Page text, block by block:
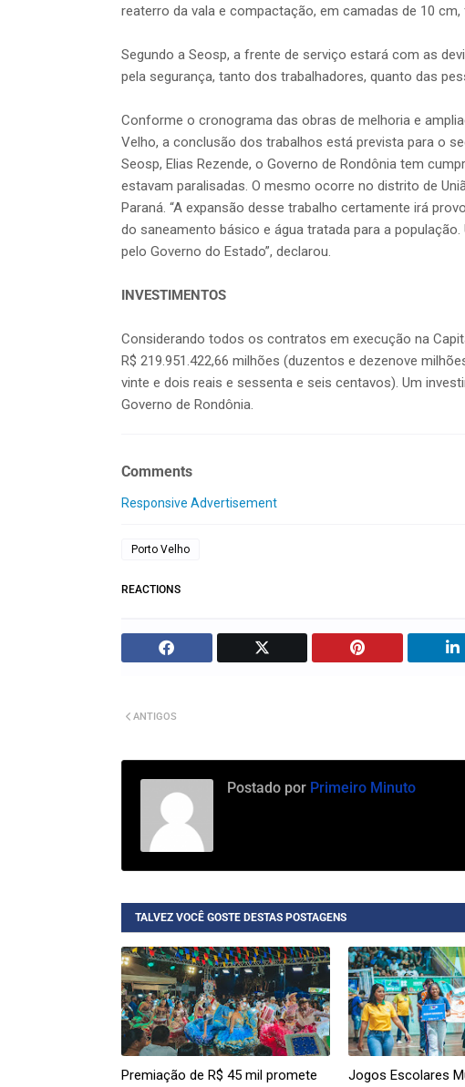
reaterro da vala e compactação, em camadas de 10
Segundo a Seosp, a frente de serviço estará com as
pela segurança, tanto dos trabalhadores, quanto das
Conforme o cronograma das obras de melhoria e
Velho, a conclusão dos trabalhos está prevista para o
Seosp, Elias Rezende, o Governo de Rondônia tem
estavam paralisadas. O mesmo ocorre no distrito de
Paraná. “A expansão desse trabalho certamente irá
do saneamento básico e água tratada para a
pelo Governo do Estado”, declarou.
INVESTIMENTOS
Considerando todos os contratos em execução na
R$ 219.951.422,66 milhões (duzentos e dezenove
vinte e dois reais e sessenta e seis centavos). Um
Governo de Rondônia.
Comments
Responsive Advertisement
Porto Velho
REACTIONS
ANTIGOS
Postado por Primeiro Minuto
TALVEZ VOCÊ GOSTE DESTAS POSTAGENS
Premiação de R$ 45 mil promete
Jogos Escolares